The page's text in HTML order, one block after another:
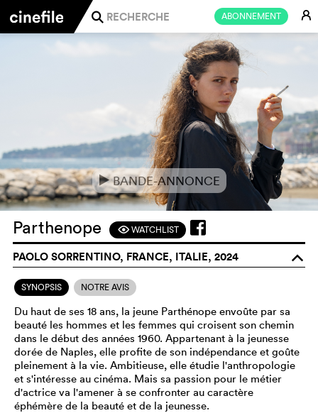
ABONNEMENT E
j
eBANDE-ANNONCE
Parthenope FWATCHLIST
PAOLO SORRENTINO, FRANCE, ITALIE, 2024 o
SYNOPSIS NOTRE AVIS
Du haut de ses 18 ans, la jeune Parthénope envoûte par sa
beauté les hommes et les femmes qui croisent son chemin
dans le début des années 1960. Appartenant à la jeunesse
dorée de Naples, elle profite de son indépendance et goûte
pleinement à la vie. Ambitieuse, elle étudie l'anthropologie
et s'intéresse au cinéma. Mais sa passion pour le métier
d'actrice va l'amener à se confronter au caractère
éphémère de la beauté et de la jeunesse.